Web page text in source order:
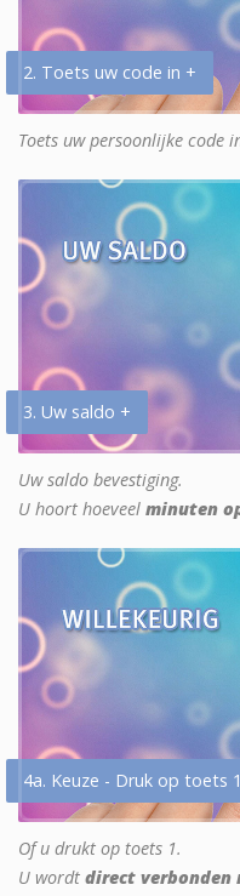
2. Toets uw code in +
Toets uw persoonlijke code
3. Uw saldo +
Uw saldo bevestiging.
U hoort hoeveel minuten
4a. Keuze - Druk op toets
Of u drukt op toets 1.
U wordt direct verbonden